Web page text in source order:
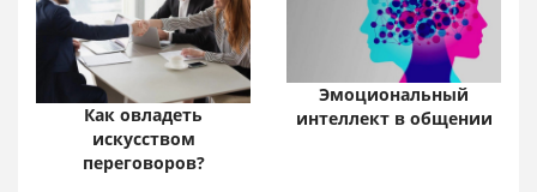
Как овладеть
искусством
переговоров?
Эмоциональный
интеллект в общении